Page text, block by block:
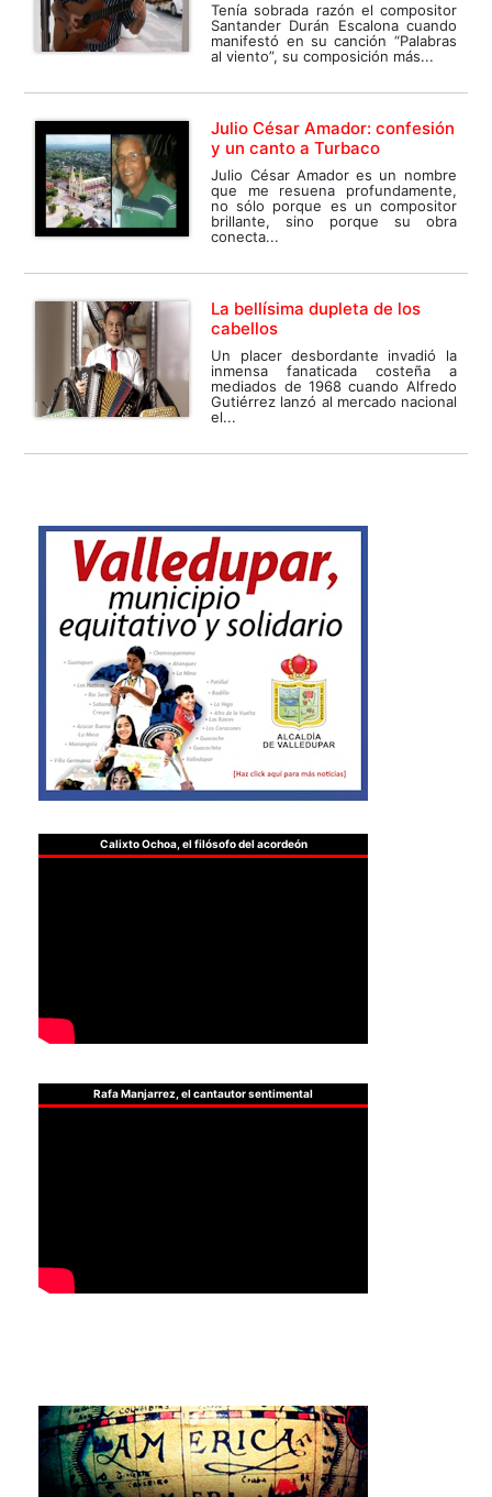
Tenía sobrada razón el compositor
Santander Durán Escalona cuando
manifestó en su canción “Palabras
al viento”, su composición más...
Julio César Amador: confesión
y un canto a Turbaco
Julio César Amador es un nombre
que me resuena profundamente,
no sólo porque es un compositor
brillante, sino porque su obra
conecta...
La bellísima dupleta de los
cabellos
Un placer desbordante invadió la
inmensa fanaticada costeña a
mediados de 1968 cuando Alfredo
Gutiérrez lanzó al mercado nacional
el...
Calixto Ochoa, el filósofo del acordeón
Rafa Manjarrez, el cantautor sentimental